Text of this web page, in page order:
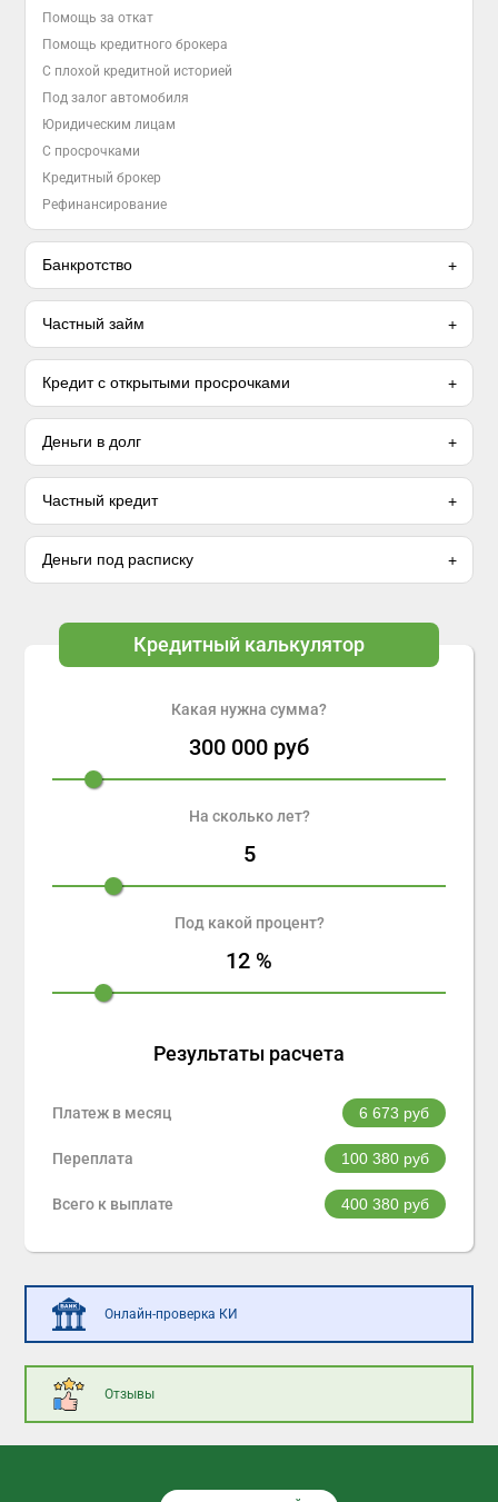
Помощь за откат
Помощь кредитного брокера
С плохой кредитной историей
Под залог автомобиля
Юридическим лицам
С просрочками
Кредитный брокер
Рефинансирование
Банкротство
Частный займ
Кредит с открытыми просрочками
Деньги в долг
Частный кредит
Деньги под расписку
Кредитный калькулятор
Какая нужна сумма?
300 000 руб
На сколько лет?
5
Под какой процент?
12 %
Результаты расчета
Платеж в месяц 6 673 руб
Переплата 100 380руб
Всего к выплате 400 380руб
Онлайн-проверка КИ
Отзывы